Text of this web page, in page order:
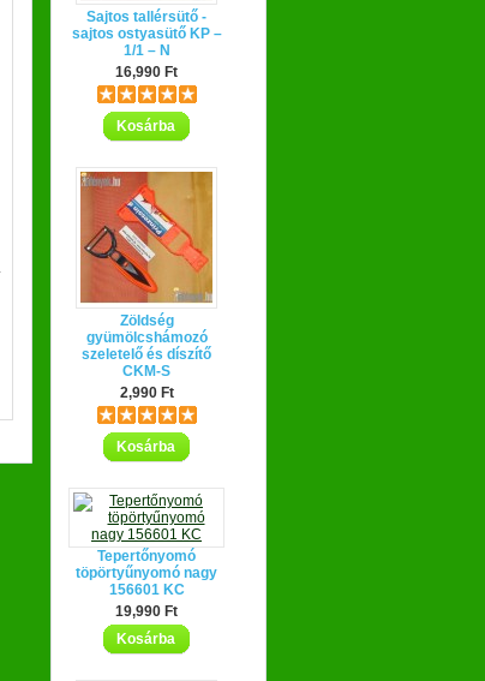
Sajtos tallérsütő -
sajtos ostyasütő KP –
1/1 – N
16,990 Ft
Kosárba
Zöldség
gyümölcshámozó
szeletelő és díszítő
CKM-S
2,990 Ft
Kosárba
Tepertőnyomó
töpörtyűnyomó nagy
156601 KC
19,990 Ft
Kosárba